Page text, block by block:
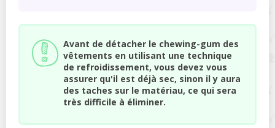
Avant de détacher le chewing-gum des
vêtements en utilisant une technique
de refroidissement, vous devez vous
assurer qu'il est déjà sec, sinon il y aura
des taches sur le matériau, ce qui sera
très difficile à éliminer.